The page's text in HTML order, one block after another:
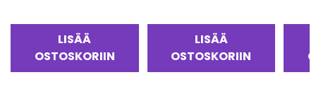
LISÄÄ
OSTOSKORIIN
LISÄÄ
OSTOSKORIIN